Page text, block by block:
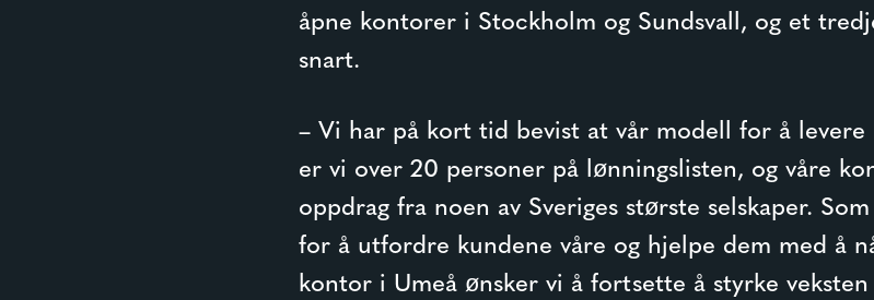
åpne kontorer i Stockholm og Sundsvall, og et
snart.
– Vi har på kort tid bevist at vår modell for å levere
er vi over 20 personer på lønningslisten, og våre
oppdrag fra noen av Sveriges største selskaper.
for å utfordre kundene våre og hjelpe dem med å
kontor i Umeå ønsker vi å fortsette å styrke